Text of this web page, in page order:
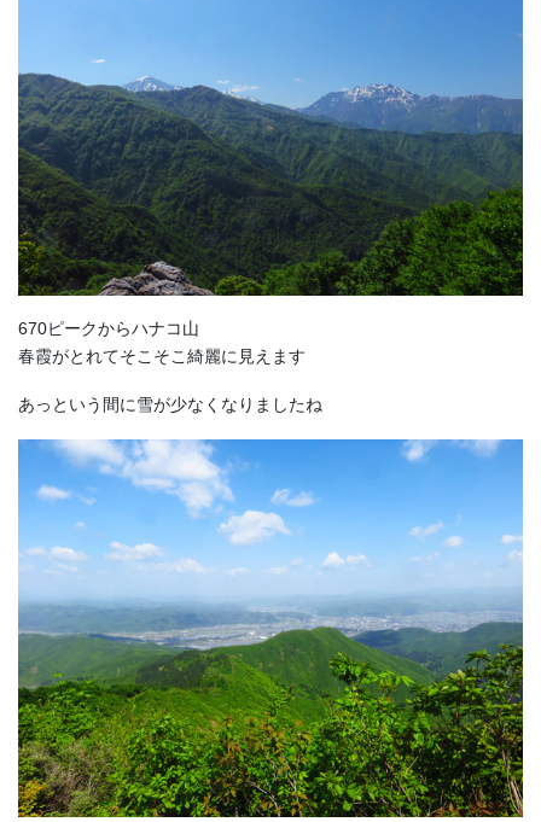
670ピークからハナコ山
春霞がとれてそこそこ綺麗に見えます
あっという間に雪が少なくなりましたね